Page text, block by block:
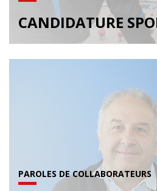
CANDIDATURE
PAROLES DE COLLABORATEURS